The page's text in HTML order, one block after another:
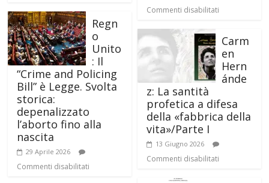
Regn
o
Unito
: Il
“Crime and Policing
Bill” è Legge. Svolta
storica:
depenalizzato
l’aborto fino alla
nascita
29 Aprile 2026
Commenti disabilitati
Commenti disabilitati
Carm
en
Hern
ánde
z: La santità
profetica a difesa
della «fabbrica della
vita»/Parte I
13 Giugno 2026
Commenti disabilitati